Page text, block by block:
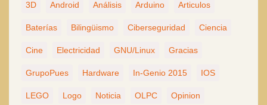
3D Android Análisis Arduino Articulos
Baterías Bilingüismo Ciberseguridad Ciencia
Cine Electricidad GNU/Linux Gracias
GrupoPues Hardware In-Genio 2015 IOS
LEGO Logo Noticia OLPC Opinion